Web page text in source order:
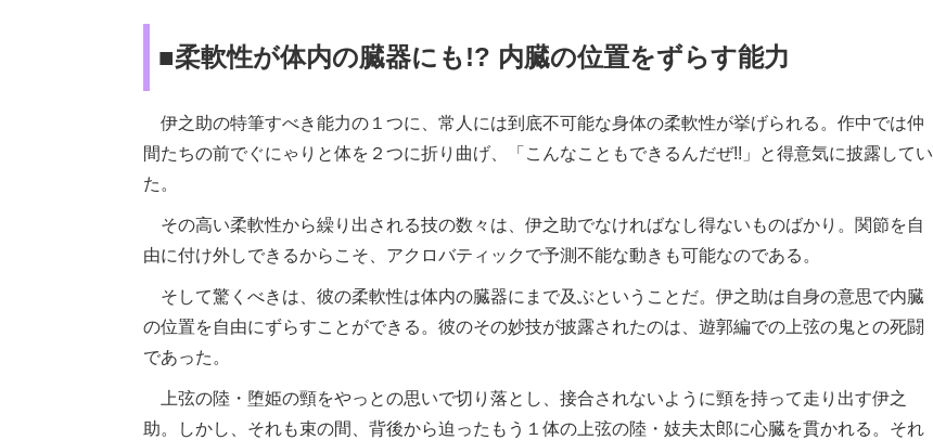
■柔軟性が体内の臓器にも!? 内臓の位置をずらす能力
伊之助の特筆すべき能力の１つに、常人には到底不可能な身体の柔軟性が挙げられる。作中では仲
間たちの前でぐにゃりと体を２つに折り曲げ、「こんなこともできるんだぜ!!」と得意気に披露してい
た。
その高い柔軟性から繰り出される技の数々は、伊之助でなければなし得ないものばかり。関節を自
由に付け外しできるからこそ、アクロバティックで予測不能な動きも可能なのである。
そして驚くべきは、彼の柔軟性は体内の臓器にまで及ぶということだ。伊之助は自身の意思で内臓
の位置を自由にずらすことができる。彼のその妙技が披露されたのは、遊郭編での上弦の鬼との死闘
であった。
上弦の陸・堕姫の頸をやっとの思いで切り落とし、接合されないように頸を持って走り出す伊之
助。しかし、それも束の間、背後から迫ったもう１体の上弦の陸・妓夫太郎に心臓を貫かれる。それ